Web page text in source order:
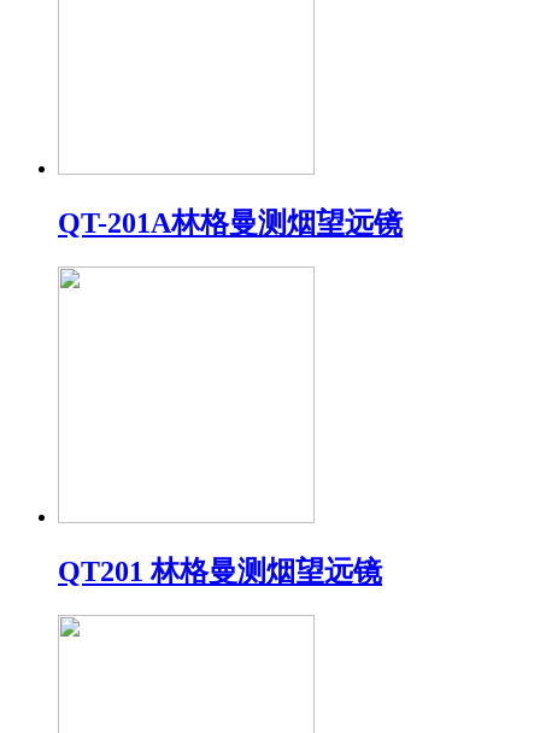
QT-201A林格曼测烟望远镜
QT201 林格曼测烟望远镜